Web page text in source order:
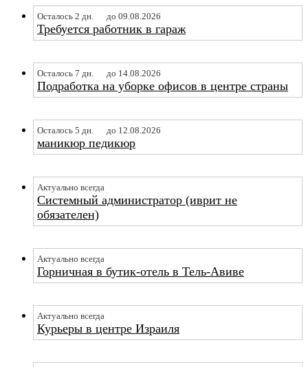
Осталось 2 дн. до 09.08.2026
Требуется работник в гараж
Осталось 7 дн. до 14.08.2026
Подработка на уборке офисов в центре страны
Осталось 5 дн. до 12.08.2026
маникюр педикюр
Актуально всегда
Системный администратор (иврит не
обязателен)
Актуально всегда
Горничная в бутик-отель в Тель-Авиве
Актуально всегда
Курьеры в центре Израиля